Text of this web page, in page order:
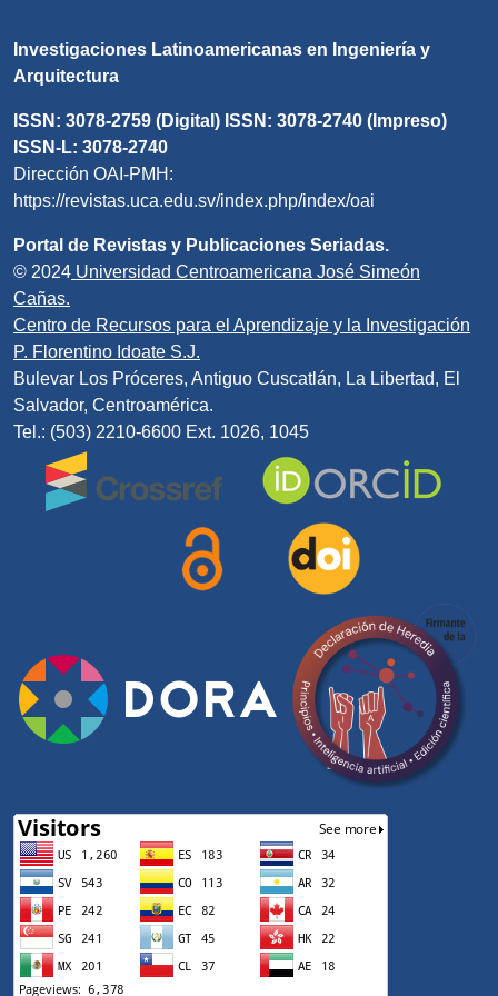
Investigaciones Latinoamericanas en Ingeniería y
Arquitectura
ISSN: 3078-2759 (Digital) ISSN: 3078-2740 (Impreso)
ISSN-L: 3078-2740
Dirección OAI-PMH:
https://revistas.uca.edu.sv/index.php/index/oai
Portal de Revistas y Publicaciones Seriadas.
© 2024 Universidad Centroamericana José Simeón
Cañas.
Centro de Recursos para el Aprendizaje y la Investigación
P. Florentino Idoate S.J.
Bulevar Los Próceres, Antiguo Cuscatlán, La Libertad, El
Salvador, Centroamérica.
Tel.: (503) 2210-6600 Ext. 1026, 1045